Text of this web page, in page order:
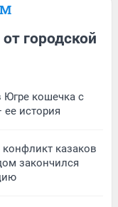
городской
кошечка с
история
конфликт казаков
закончился